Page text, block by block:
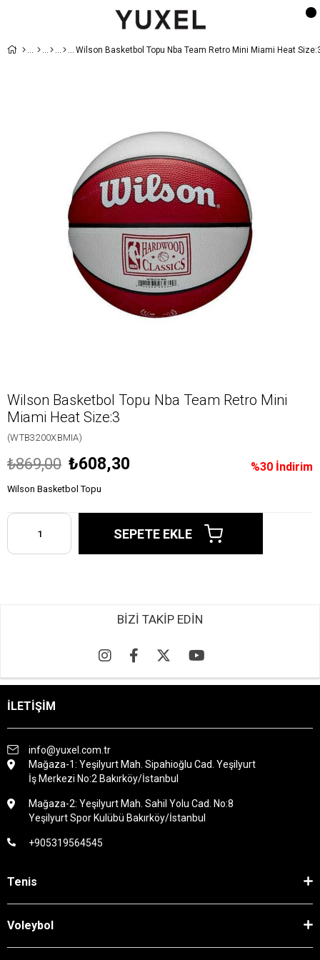
Wilson Basketbol Topu Nba Team Retro Mini Miami Heat
Wilson Basketbol Topu Nba Team Retro Mini
Miami Heat Size:3
(WTB3200XBMIA)
%30 İndirim
₺869,00 ₺608,30
Wilson Basketbol Topu
BİZİ TAKİP EDİN
İLETİŞİM
info@yuxel.com.tr
Mağaza-1: Yeşilyurt Mah. Sipahioğlu Cad. Yeşilyurt
İş Merkezi No:2 Bakırköy/İstanbul
Mağaza-2: Yeşilyurt Mah. Sahil Yolu Cad. No:8
Yeşilyurt Spor Kulübü Bakırköy/İstanbul
+905319564545
Tenis
Voleybol